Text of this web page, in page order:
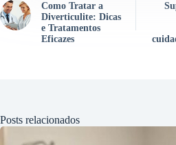
Como Tratar a
Diverticulite: Dicas
e Tratamentos
Eficazes
Posts relacionados